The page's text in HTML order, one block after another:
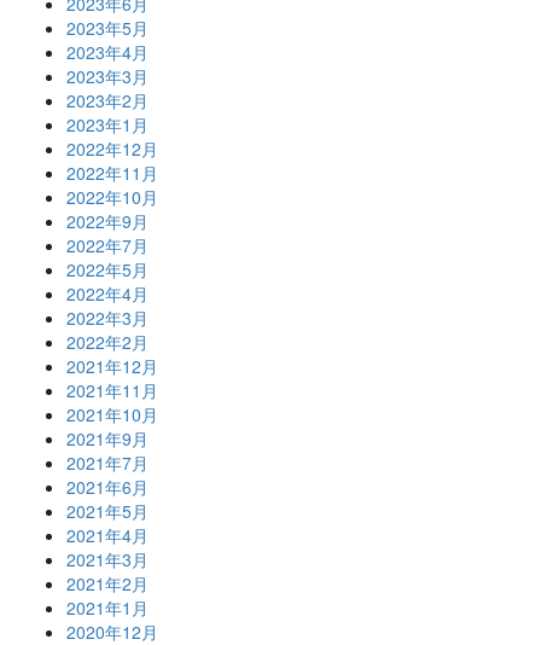
2023年5月
2023年4月
2023年3月
2023年2月
2023年1月
2022年12月
2022年11月
2022年10月
2022年9月
2022年7月
2022年5月
2022年4月
2022年3月
2022年2月
2021年12月
2021年11月
2021年10月
2021年9月
2021年7月
2021年6月
2021年5月
2021年4月
2021年3月
2021年2月
2021年1月
2020年12月